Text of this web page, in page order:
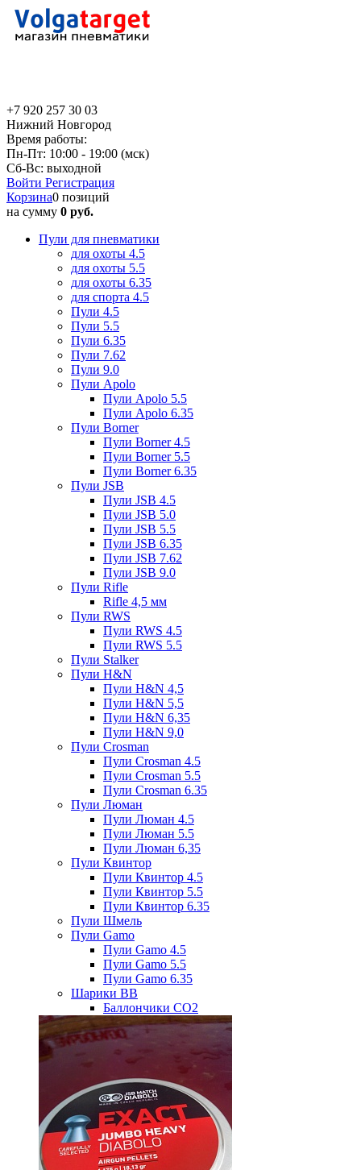
+7 920 257 30 03
Нижний Новгород
Время работы:
Пн-Пт: 10:00 - 19:00 (мск)
Сб-Вс: выходной
Войти Регистрация
Корзина0 позиций
на сумму 0 руб.
Пули для пневматики
для охоты 4.5
для охоты 5.5
для охоты 6.35
для спорта 4.5
Пули 4.5
Пули 5.5
Пули 6.35
Пули 7.62
Пули 9.0
Пули Apolo
Пули Apolo 5.5
Пули Apolo 6.35
Пули Borner
Пули Borner 4.5
Пули Borner 5.5
Пули Borner 6.35
Пули JSB
Пули JSB 4.5
Пули JSB 5.0
Пули JSB 5.5
Пули JSB 6.35
Пули JSB 7.62
Пули JSB 9.0
Пули Rifle
Rifle 4,5 мм
Пули RWS
Пули RWS 4.5
Пули RWS 5.5
Пули Stalker
Пули H&N
Пули H&N 4,5
Пули H&N 5,5
Пули H&N 6,35
Пули H&N 9,0
Пули Crosman
Пули Crosman 4.5
Пули Crosman 5.5
Пули Crosman 6.35
Пули Люман
Пули Люман 4.5
Пули Люман 5.5
Пули Люман 6,35
Пули Квинтор
Пули Квинтор 4.5
Пули Квинтор 5.5
Пули Квинтор 6.35
Пули Шмель
Пули Gamo
Пули Gamo 4.5
Пули Gamo 5.5
Пули Gamo 6.35
Шарики BB
Баллончики CO2